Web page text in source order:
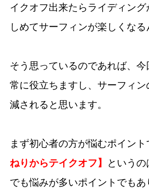
イクオフ出来たらライディン
しめてサーフィンが楽しくな
そう思っているのであれば、
常に役立ちますし、サーフィン
減されると思います。
まず初心者の方が悩むポイント
ねりからテイクオフ】
という
でも悩みが多いポイントでもあ